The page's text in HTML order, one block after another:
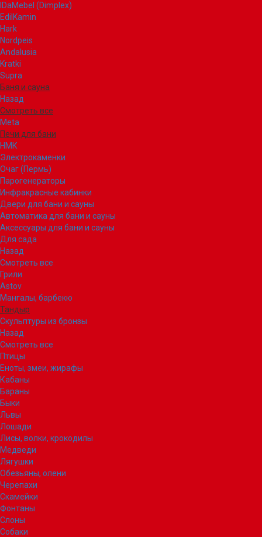
IDaMebel (Dimplex)
EdilKamin
Hark
Nordpeis
Andalusia
Kratki
Supra
Баня и сауна
Назад
Смотреть все
Meta
Печи для бани
НМК
Электрокаменки
Очаг (Пермь)
Парогенераторы
Инфракрасные кабинки
Двери для бани и сауны
Автоматика для бани и сауны
Аксессуары для бани и сауны
Для сада
Назад
Смотреть все
Грили
Astov
Мангалы, барбекю
Тандыр
Скульптуры из бронзы
Назад
Смотреть все
Птицы
Еноты, змеи, жирафы
Кабаны
Бараны
Быки
Львы
Лошади
Лисы, волки, крокодилы
Медведи
Лягушки
Обезьяны, олени
Черепахи
Скамейки
Фонтаны
Слоны
Собаки